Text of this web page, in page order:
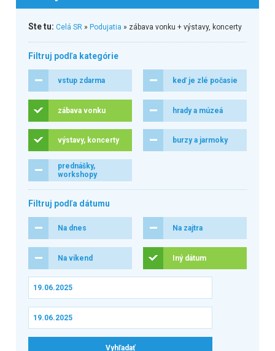
Ste tu: Celá SR» Podujatia » zábava vonku + výstavy, koncerty
Filtruj podľa kategórie
vstup zdarma keď je zlé počasie
zábava vonku hrady a múzeá
výstavy, koncerty burzy a jarmoky
prednášky,
workshopy
Filtruj podľa dátumu
Na dnes Na zajtra
Na víkend Iný dátum